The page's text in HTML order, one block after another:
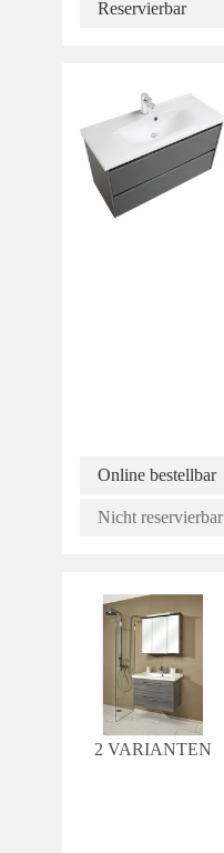
Reservierbar
Online bestellbar
Nicht reservierbar
2 VARIANTEN